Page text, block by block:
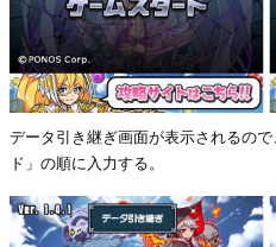
データ引き継ぎ画面が表示されるの
ド」の順に入力する。